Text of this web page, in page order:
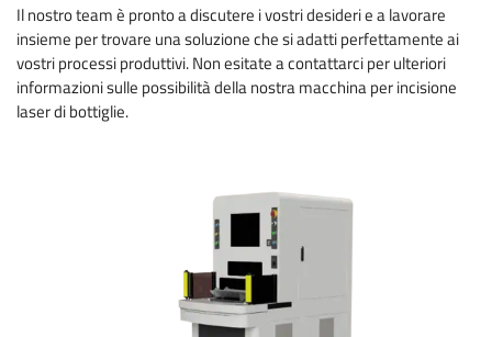
Il nostro team è pronto a discutere i vostri desideri e a lavorare
insieme per trovare una soluzione che si adatti perfettamente ai
vostri processi produttivi. Non esitate a contattarci per ulteriori
informazioni sulle possibilità della nostra macchina per incisione
laser di bottiglie.